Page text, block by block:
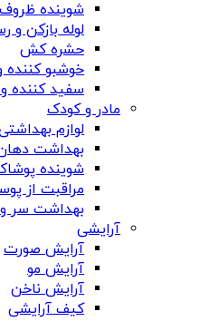
شوینده ظروف
لوله بازکن و
حشره کش
خوشبو کننده
سفید کننده
مادر و کودک
لوازم
بهداشت
شوینده
مراقبت از
بهداشت سر
آرایشی
آرایش صورت
آرایش مو
آرایش ناخن
کیف آرایشی